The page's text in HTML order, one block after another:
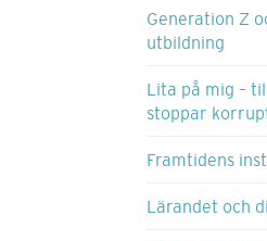
Generation Z
utbildning
Lita på mig –
stoppar
Framtidens
Lärandet och